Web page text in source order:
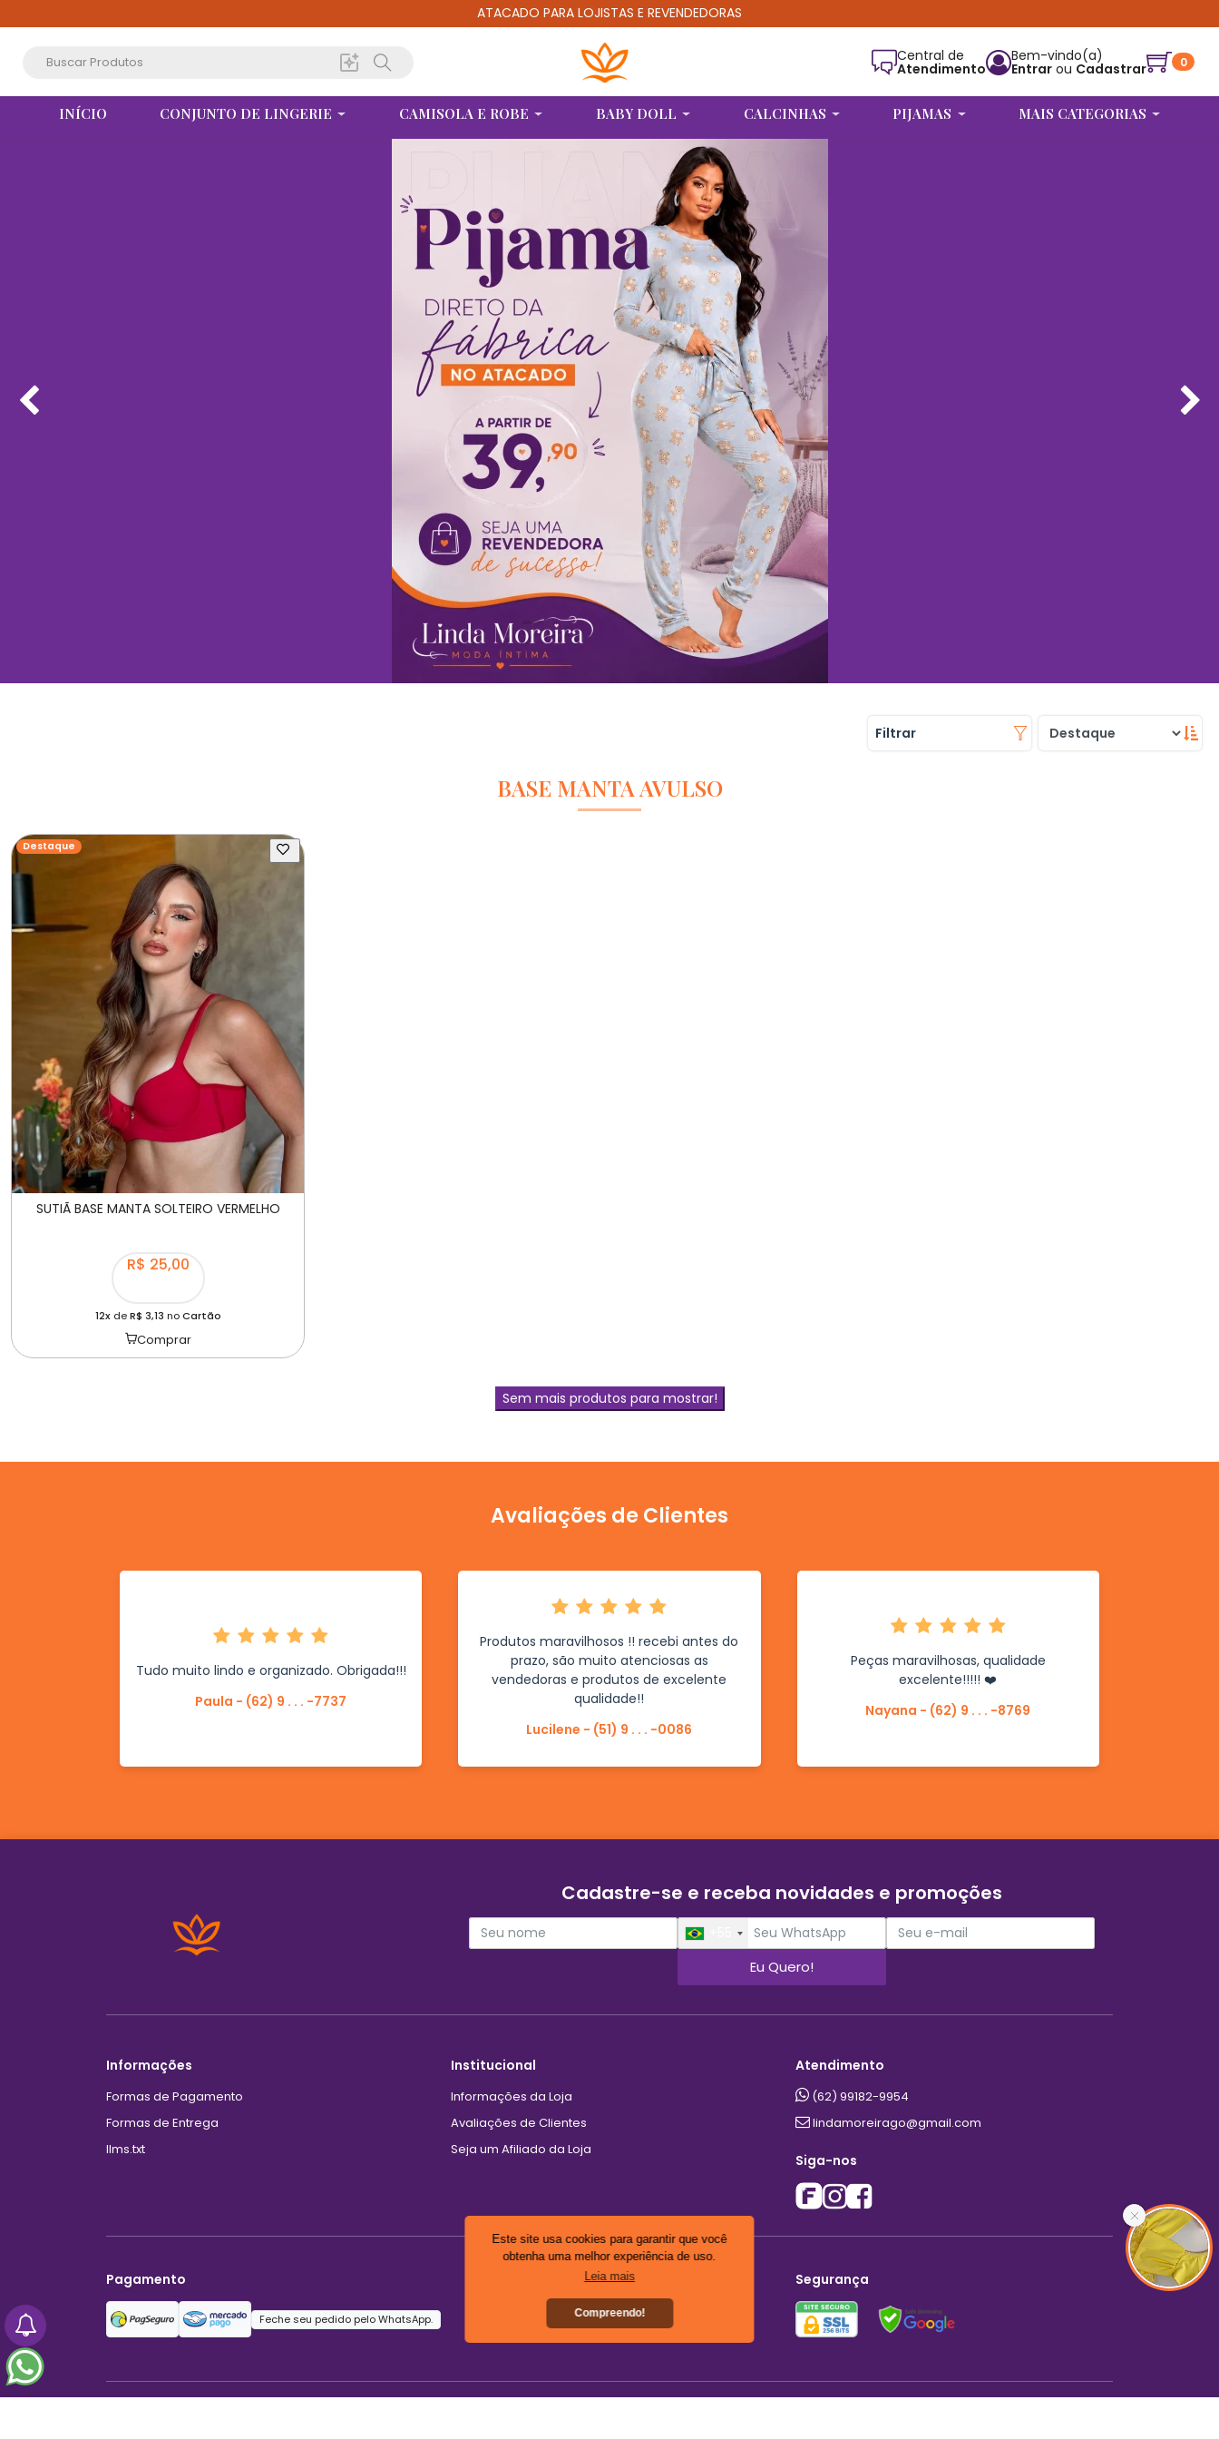
Este site usa cookies para garantir que você
obtenha uma melhor experiência de uso.
Leia mais
Compreendo!
ATACADO PARA LOJISTAS E REVENDEDORAS
Central de
Atendimento
Bem-vindo(a)
Entrar ou Cadastrar 0
INÍCIO CONJUNTO DE LINGERIE CAMISOLA E ROBE BABY DOLL CALCINHAS PIJAMAS MAIS CATEGORIAS
Filtrar
BASE MANTA AVULSO
Destaque
SUTIÃ BASE MANTA SOLTEIRO VERMELHO
R$ 25,00
12xdeR$ 3,13 noCartão
Comprar
Sem mais produtos para mostrar!
Avaliações de Clientes
Tudo muito lindo e organizado. Obrigada!!!
Paula - (62) 9 . . . -7737
Produtos maravilhosos !! recebi antes do
prazo, são muito atenciosas as
vendedoras e produtos de excelente
qualidade!!
Lucilene - (51) 9 . . . -0086
Peças maravilhosas, qualidade
excelente!!!!! ❤️
Nayana - (62) 9 . . . -8769
Cadastre-se e receba novidades e promoções
Eu Quero!
Informações
Formas de Pagamento
Formas de Entrega
llms.txt
Institucional
Informações da Loja
Avaliações de Clientes
Seja um Afiliado da Loja
Atendimento
(62) 99182-9954
lindamoreirago@gmail.com
Siga-nos
Pagamento
Feche seu pedido pelo WhatsApp.
Segurança
INTENSE (PRETO).